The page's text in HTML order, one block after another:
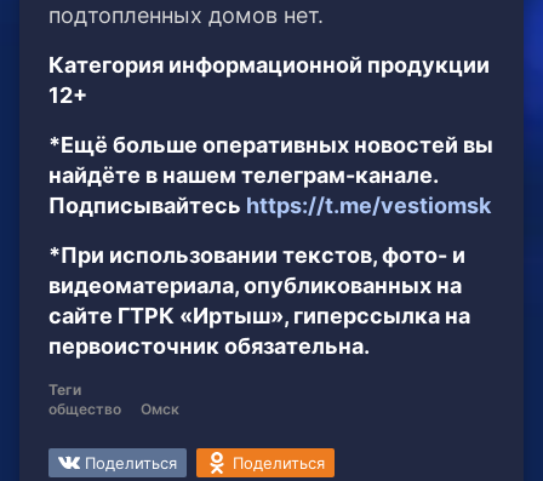
подтопленных домов нет.
Категория информационной продукции
12+
*Ещё больше оперативных новостей вы
найдёте в нашем телеграм-канале.
Подписывайтесь https://t.me/vestiomsk
*При использовании текстов, фото- и
видеоматериала, опубликованных на
сайте ГТРК «Иртыш», гиперссылка на
первоисточник обязательна.
Теги
общество
Омск
Поделиться Поделиться